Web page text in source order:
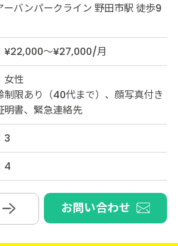
ーバンパークライン 野田市駅 徒歩9
¥22,000～¥27,000/月
性
限あり（40代まで）、顔写真付き
明書、緊急連絡先
3
4
お問い合わせ